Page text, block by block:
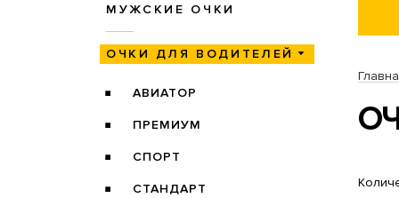
МУЖСКИЕ ОЧКИ
ОЧКИ ДЛЯ ВОДИТЕЛЕЙ
АВИАТОР
ПРЕМИУМ
СПОРТ
СТАНДАРТ